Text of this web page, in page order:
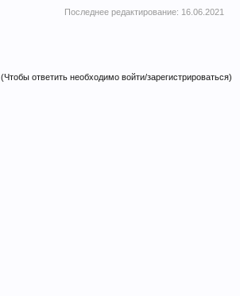
Последнее редактирование: 16.06.2021
(Чтобы ответить необходимо войти/зарегистрироваться)